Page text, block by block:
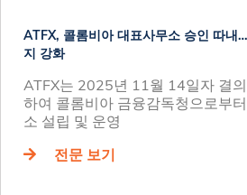
ATFX, 콜롬비아 대표사무소 승인 따내
지 강화
ATFX는 2025년 11월 14일자 결
하여 콜롬비아 금융감독청으로부
소 설립 및 운영
전문 보기